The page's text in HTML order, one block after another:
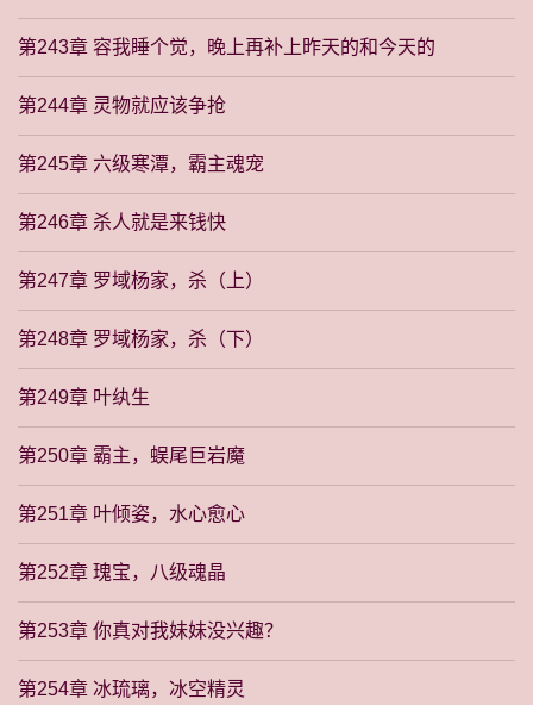
第243章 容我睡个觉，晚上再补上昨天的和今天的
第244章 灵物就应该争抢
第245章 六级寒潭，霸主魂宠
第246章 杀人就是来钱快
第247章 罗域杨家，杀（上）
第248章 罗域杨家，杀（下）
第249章 叶纨生
第250章 霸主，蜈尾巨岩魔
第251章 叶倾姿，水心愈心
第252章 瑰宝，八级魂晶
第253章 你真对我妹妹没兴趣？
第254章 冰琉璃，冰空精灵